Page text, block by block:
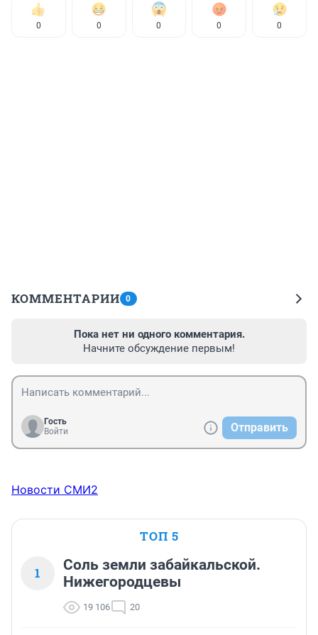
0 0 0 0 0
КОММЕНТАРИИ 0
Пока нет ни одного комментария.
Начните обсуждение первым!
Гость
Войти
Отправить
Новости СМИ2
ТОП 5
1
Соль земли забайкальской.
Нижегородцевы
19 106 20